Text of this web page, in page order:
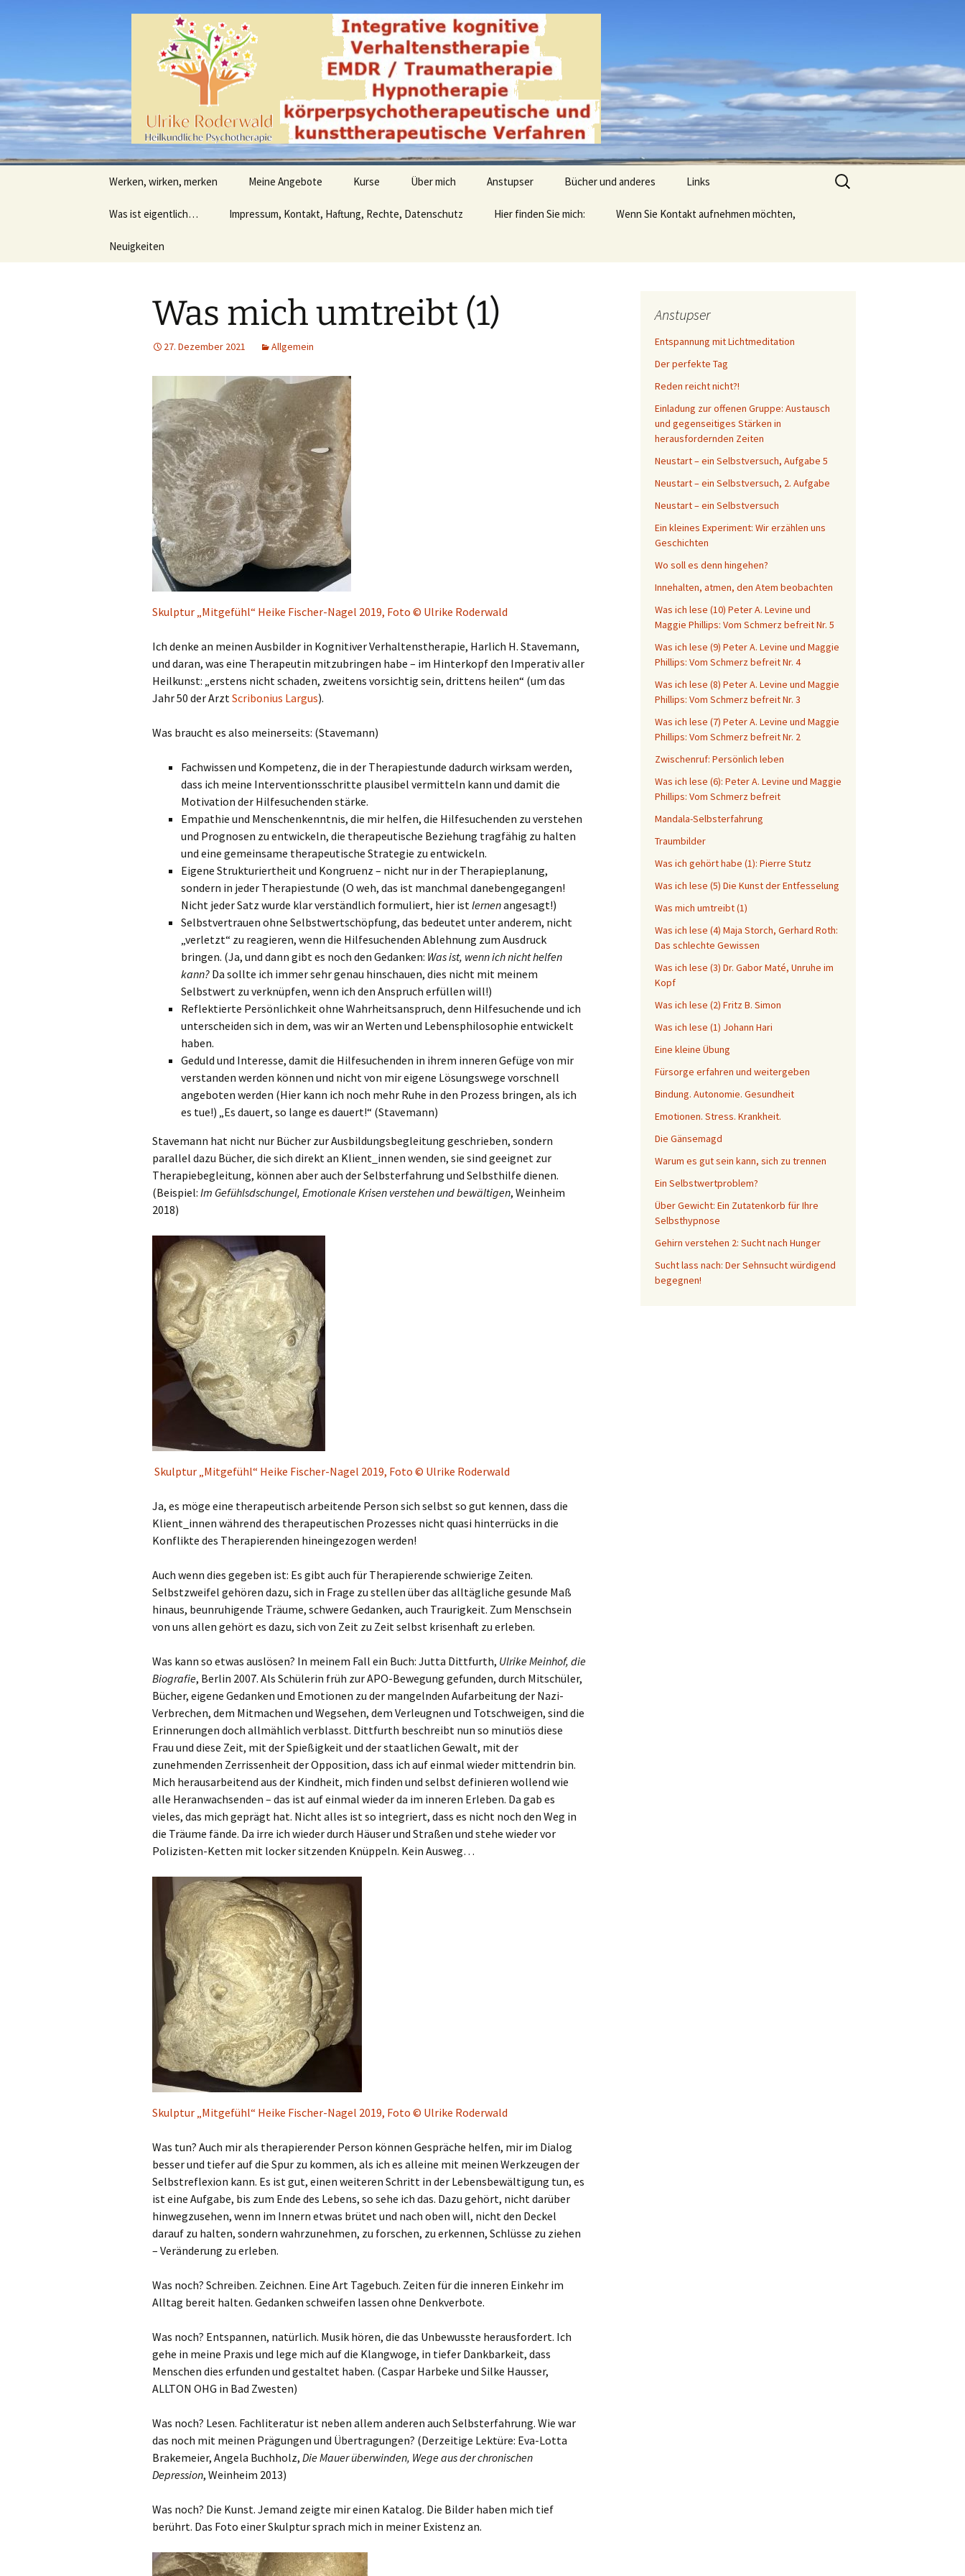
Ulrike Roderwald
Heilpraktische Psychotherapie
Werken, wirken, merken Meine Angebote Kurse Über mich Anstupser Bücher und anderes Links
Was ist eigentlich… Impressum, Kontakt, Haftung, Rechte, Datenschutz Hier finden Sie mich: Wenn Sie Kontakt aufnehmen möchten,
Neuigkeiten
Suche
nach:
Was mich umtreibt (1)
27. Dezember 2021 Allgemein
Skulptur „Mitgefühl“ Heike Fischer-Nagel 2019, Foto © Ulrike Roderwald
Ich denke an meinen Ausbilder in Kognitiver Verhaltenstherapie, Harlich H. Stavemann,
und daran, was eine Therapeutin mitzubringen habe – im Hinterkopf den Imperativ aller
Heilkunst: „erstens nicht schaden, zweitens vorsichtig sein, drittens heilen“ (um das
Jahr 50 der ArztScribonius Largus).
Was braucht es also meinerseits: (Stavemann)
Fachwissen und Kompetenz, die in der Therapiestunde dadurch wirksam werden,
dass ich meine Interventionsschritte plausibel vermitteln kann und damit die
Motivation der Hilfesuchenden stärke.
Empathie und Menschenkenntnis, die mir helfen, die Hilfesuchenden zu verstehen
und Prognosen zu entwickeln, die therapeutische Beziehung tragfähig zu halten
und eine gemeinsame therapeutische Strategie zu entwickeln.
Eigene Strukturiertheit und Kongruenz – nicht nur in der Therapieplanung,
sondern in jeder Therapiestunde (O weh, das ist manchmal danebengegangen!
Nicht jeder Satz wurde klar verständlich formuliert, hier istlernenangesagt!)
Selbstvertrauen ohne Selbstwertschöpfung, das bedeutet unter anderem, nicht
„verletzt“ zu reagieren, wenn die Hilfesuchenden Ablehnung zum Ausdruck
bringen. (Ja, und dann gibt es noch den Gedanken: Was ist, wenn ich nicht helfen
kann? Da sollte ich immer sehr genau hinschauen, dies nicht mit meinem
Selbstwert zu verknüpfen, wenn ich den Anspruch erfüllen will!)
Reflektierte Persönlichkeit ohne Wahrheitsanspruch, denn Hilfesuchende und ich
unterscheiden sich in dem, was wir an Werten und Lebensphilosophie entwickelt
haben.
Geduld und Interesse, damit die Hilfesuchenden in ihrem inneren Gefüge von mir
verstanden werden können und nicht von mir eigene Lösungswege vorschnell
angeboten werden (Hier kann ich noch mehr Ruhe in den Prozess bringen, als ich
es tue!) „Es dauert, so lange es dauert!“ (Stavemann)
Stavemann hat nicht nur Bücher zur Ausbildungsbegleitung geschrieben, sondern
parallel dazu Bücher, die sich direkt an Klient_innen wenden, sie sind geeignet zur
Therapiebegleitung, können aber auch der Selbsterfahrung und Selbsthilfe dienen.
(Beispiel: Im Gefühlsdschungel, Emotionale Krisen verstehen und bewältigen, Weinheim
2018)
Skulptur „Mitgefühl“ Heike Fischer-Nagel 2019, Foto © Ulrike Roderwald
Ja, es möge eine therapeutisch arbeitende Person sich selbst so gut kennen, dass die
Klient_innen während des therapeutischen Prozesses nicht quasi hinterrücks in die
Konflikte des Therapierenden hineingezogen werden!
Auch wenn dies gegeben ist: Es gibt auch für Therapierende schwierige Zeiten.
Selbstzweifel gehören dazu, sich in Frage zu stellen über das alltägliche gesunde Maß
hinaus, beunruhigende Träume, schwere Gedanken, auch Traurigkeit. Zum Menschsein
von uns allen gehört es dazu, sich von Zeit zu Zeit selbst krisenhaft zu erleben.
Was kann so etwas auslösen? In meinem Fall ein Buch: Jutta Dittfurth, Ulrike Meinhof, die
Biografie, Berlin 2007. Als Schülerin früh zur APO-Bewegung gefunden, durch Mitschüler,
Bücher, eigene Gedanken und Emotionen zu der mangelnden Aufarbeitung der Nazi-
Verbrechen, dem Mitmachen und Wegsehen, dem Verleugnen und Totschweigen, sind die
Erinnerungen doch allmählich verblasst. Dittfurth beschreibt nun so minutiös diese
Frau und diese Zeit, mit der Spießigkeit und der staatlichen Gewalt, mit der
zunehmenden Zerrissenheit der Opposition, dass ich auf einmal wieder mittendrin bin.
Mich herausarbeitend aus der Kindheit, mich finden und selbst definieren wollend wie
alle Heranwachsenden – das ist auf einmal wieder da im inneren Erleben. Da gab es
vieles, das mich geprägt hat. Nicht alles ist so integriert, dass es nicht noch den Weg in
die Träume fände. Da irre ich wieder durch Häuser und Straßen und stehe wieder vor
Polizisten-Ketten mit locker sitzenden Knüppeln. Kein Ausweg…
Skulptur „Mitgefühl“ Heike Fischer-Nagel 2019, Foto © Ulrike Roderwald
Was tun? Auch mir als therapierender Person können Gespräche helfen, mir im Dialog
besser und tiefer auf die Spur zu kommen, als ich es alleine mit meinen Werkzeugen der
Selbstreflexion kann. Es ist gut, einen weiteren Schritt in der Lebensbewältigung tun, es
ist eine Aufgabe, bis zum Ende des Lebens, so sehe ich das. Dazu gehört, nicht darüber
hinwegzusehen, wenn im Innern etwas brütet und nach oben will, nicht den Deckel
darauf zu halten, sondern wahrzunehmen, zu forschen, zu erkennen, Schlüsse zu ziehen
– Veränderung zu erleben.
Was noch? Schreiben. Zeichnen. Eine Art Tagebuch. Zeiten für die inneren Einkehr im
Alltag bereit halten. Gedanken schweifen lassen ohne Denkverbote.
Was noch? Entspannen, natürlich. Musik hören, die das Unbewusste herausfordert. Ich
gehe in meine Praxis und lege mich auf die Klangwoge, in tiefer Dankbarkeit, dass
Menschen dies erfunden und gestaltet haben. (Caspar Harbeke und Silke Hausser,
ALLTON OHG in Bad Zwesten)
Was noch? Lesen. Fachliteratur ist neben allem anderen auch Selbsterfahrung. Wie war
das noch mit meinen Prägungen und Übertragungen? (Derzeitige Lektüre: Eva-Lotta
Brakemeier, Angela Buchholz, Die Mauer überwinden, Wege aus der chronischen
Depression, Weinheim 2013)
Was noch? Die Kunst. Jemand zeigte mir einen Katalog. Die Bilder haben mich tief
berührt. Das Foto einer Skulptur sprach mich in meiner Existenz an.
Anstupser
Entspannung mit Lichtmeditation
Der perfekte Tag
Reden reicht nicht?!
Einladung zur offenen Gruppe: Austausch
und gegenseitiges Stärken in
herausfordernden Zeiten
Neustart – ein Selbstversuch, Aufgabe 5
Neustart – ein Selbstversuch, 2. Aufgabe
Neustart – ein Selbstversuch
Ein kleines Experiment: Wir erzählen uns
Geschichten
Wo soll es denn hingehen?
Innehalten, atmen, den Atem beobachten
Was ich lese (10) Peter A. Levine und
Maggie Phillips: Vom Schmerz befreit Nr. 5
Was ich lese (9) Peter A. Levine und Maggie
Phillips: Vom Schmerz befreit Nr. 4
Was ich lese (8) Peter A. Levine und Maggie
Phillips: Vom Schmerz befreit Nr. 3
Was ich lese (7) Peter A. Levine und Maggie
Phillips: Vom Schmerz befreit Nr. 2
Zwischenruf: Persönlich leben
Was ich lese (6): Peter A. Levine und Maggie
Phillips: Vom Schmerz befreit
Mandala-Selbsterfahrung
Traumbilder
Was ich gehört habe (1): Pierre Stutz
Was ich lese (5) Die Kunst der Entfesselung
Was mich umtreibt (1)
Was ich lese (4) Maja Storch, Gerhard Roth:
Das schlechte Gewissen
Was ich lese (3) Dr. Gabor Maté, Unruhe im
Kopf
Was ich lese (2) Fritz B. Simon
Was ich lese (1) Johann Hari
Eine kleine Übung
Fürsorge erfahren und weitergeben
Bindung. Autonomie. Gesundheit
Emotionen. Stress. Krankheit.
Die Gänsemagd
Warum es gut sein kann, sich zu trennen
Ein Selbstwertproblem?
Über Gewicht: Ein Zutatenkorb für Ihre
Selbsthypnose
Gehirn verstehen 2: Sucht nach Hunger
Sucht lass nach: Der Sehnsucht würdigend
begegnen!